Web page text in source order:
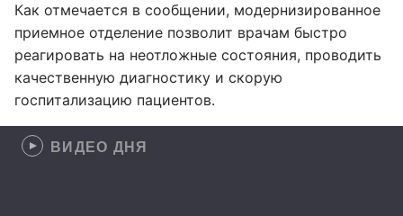
Как отмечается в сообщении, модернизированное
приемное отделение позволит врачам быстро
реагировать на неотложные состояния, проводить
качественную диагностику и скорую
госпитализацию пациентов.
ВИДЕО ДНЯ